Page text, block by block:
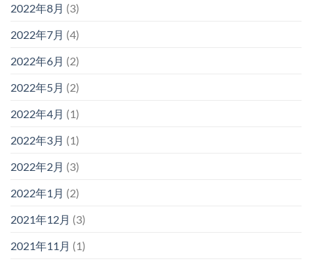
2022年8月 (3)
2022年7月 (4)
2022年6月 (2)
2022年5月 (2)
2022年4月 (1)
2022年3月 (1)
2022年2月 (3)
2022年1月 (2)
2021年12月 (3)
2021年11月 (1)